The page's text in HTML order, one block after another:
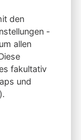
den
-
allen
fakultativ
und